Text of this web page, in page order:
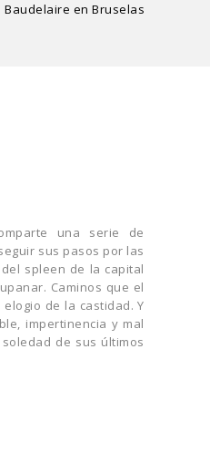
Baudelaire en Bruselas
una serie de
sus pasos por las
spleen de la capital
Caminos que el
de la castidad. Y
impertinencia y mal
de sus últimos